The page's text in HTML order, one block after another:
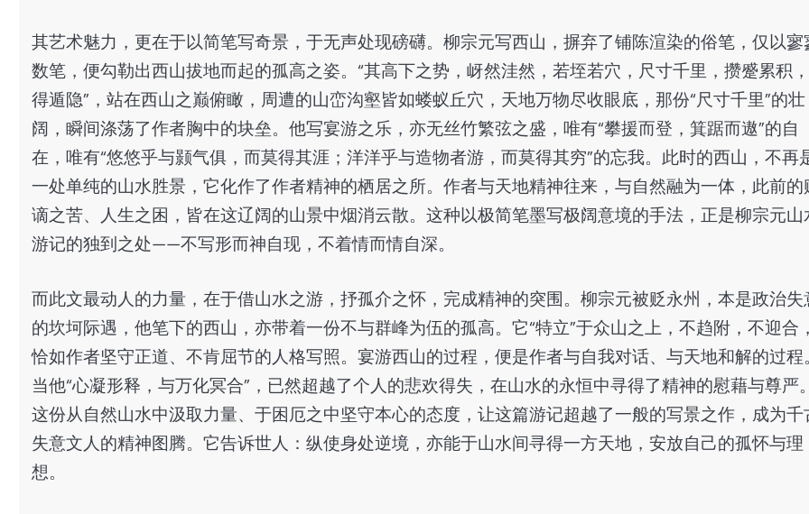
其艺术魅力，更在于以简笔写奇景，于无声处现磅礴。柳宗元写西山，摒弃了铺陈渲染的俗笔，仅以寥
数笔，便勾勒出西山拔地而起的孤高之姿。“其高下之势，岈然洼然，若垤若穴，尺寸千里，攒蹙累积
得遁隐”，站在西山之巅俯瞰，周遭的山峦沟壑皆如蝼蚁丘穴，天地万物尽收眼底，那份“尺寸千里”的壮
阔，瞬间涤荡了作者胸中的块垒。他写宴游之乐，亦无丝竹繁弦之盛，唯有“攀援而登，箕踞而遨”的自
在，唯有“悠悠乎与颢气俱，而莫得其涯；洋洋乎与造物者游，而莫得其穷”的忘我。此时的西山，不再
一处单纯的山水胜景，它化作了作者精神的栖居之所。作者与天地精神往来，与自然融为一体，此前的
谪之苦、人生之困，皆在这辽阔的山景中烟消云散。这种以极简笔墨写极阔意境的手法，正是柳宗元山
游记的独到之处——不写形而神自现，不着情而情自深。
而此文最动人的力量，在于借山水之游，抒孤介之怀，完成精神的突围。柳宗元被贬永州，本是政治失
的坎坷际遇，他笔下的西山，亦带着一份不与群峰为伍的孤高。它“特立”于众山之上，不趋附，不迎合，
恰如作者坚守正道、不肯屈节的人格写照。宴游西山的过程，便是作者与自我对话、与天地和解的过程。
当他“心凝形释，与万化冥合”，已然超越了个人的悲欢得失，在山水的永恒中寻得了精神的慰藉与尊严。
这份从自然山水中汲取力量、于困厄之中坚守本心的态度，让这篇游记超越了一般的写景之作，成为千
失意文人的精神图腾。它告诉世人：纵使身处逆境，亦能于山水间寻得一方天地，安放自己的孤怀与理
想。